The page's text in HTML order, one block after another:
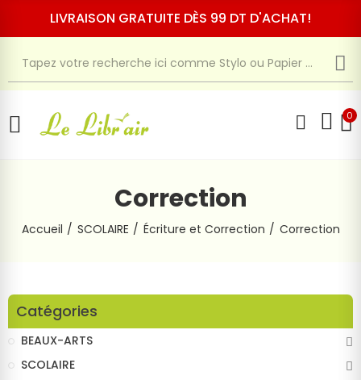
LIVRAISON GRATUITE DÈS 99 DT D'ACHAT!
0
Correction
Accueil SCOLAIRE Écriture et Correction Correction
Catégories
BEAUX-ARTS
SCOLAIRE